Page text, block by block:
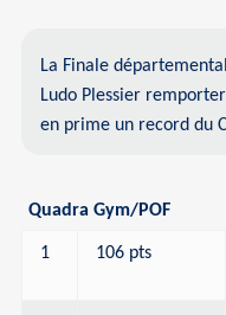
La Finale
Ludo Plessier
en prime un record du
Quadra Gym/POF
1 106 pts